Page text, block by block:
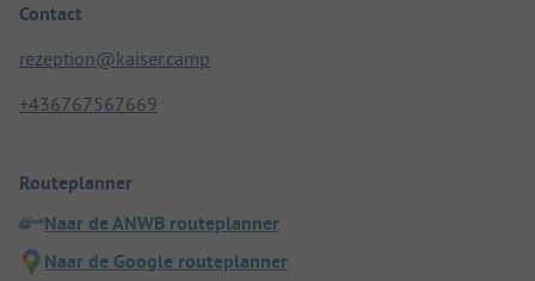
Contact
rezeption@kaiser.camp
+436767567669
Routeplanner
Naar de ANWB routeplanner
Naar de Google routeplanner